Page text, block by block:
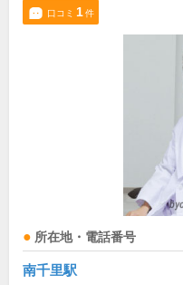
口コミ 1件
所在地・電話番号
南千里駅